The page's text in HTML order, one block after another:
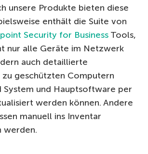
unsere Produkte bieten diese
enthält die Suite von
Security for Business Tools,
nur alle Geräte im Netzwerk
auch detaillierte
geschützten Computern
System und Hauptsoftware per
werden können. Andere
manuell ins Inventar
werden.